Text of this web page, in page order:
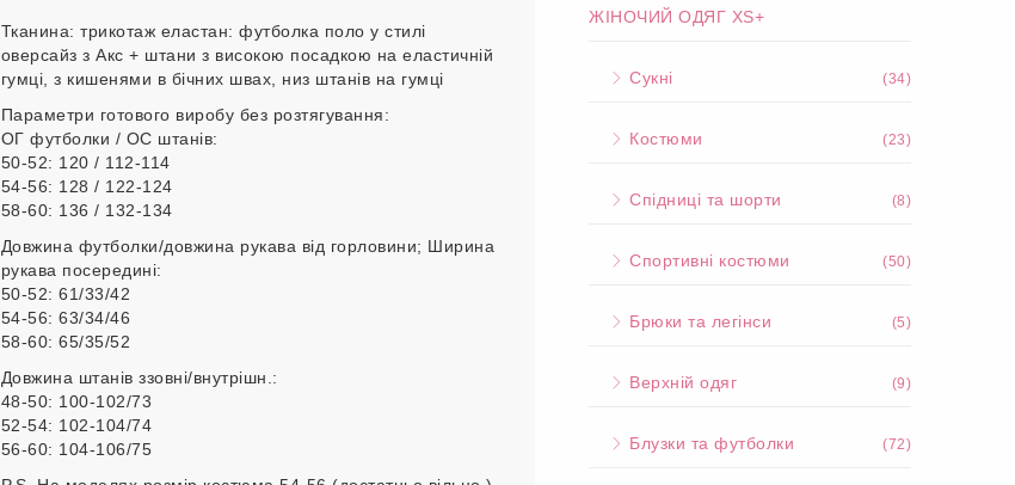
Тканина: трикотаж еластан: футболка поло у стилі
оверсайз з Акс + штани з високою посадкою на еластичній
гумці, з кишенями в бічних швах, низ штанів на гумці
Параметри готового виробу без розтягування:
ОГ футболки / ОС штанів:
50-52: 120 / 112-114
54-56: 128 / 122-124
58-60: 136 / 132-134
Довжина футболки/довжина рукава від горловини; Ширина
рукава посередині:
50-52: 61/33/42
54-56: 63/34/46
58-60: 65/35/52
Довжина штанів ззовні/внутрішн.:
48-50: 100-102/73
52-54: 102-104/74
56-60: 104-106/75
ЖІНОЧИЙ ОДЯГ XS+
Сукні (34)
Костюми (23)
Спідниці та шорти (8)
Спортивні костюми (50)
Брюки та легінси (5)
Верхній одяг (9)
Блузки та футболки (72)